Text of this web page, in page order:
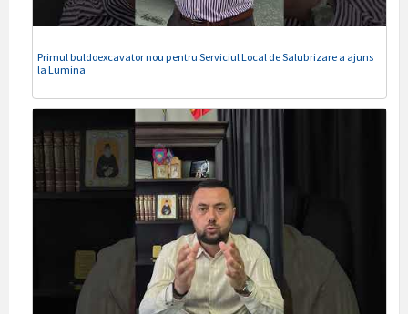
Primul buldoexcavator nou pentru Serviciul Local de Salubrizare a ajuns
la Lumina